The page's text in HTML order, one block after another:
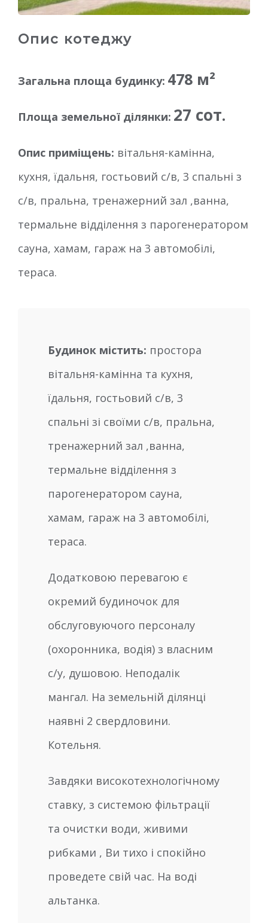
Опис котеджу
Загальна площа будинку: 478 м²
Площа земельної ділянки: 27 сот.
Опис приміщень: вітальня-камінна,
кухня, їдальня, гостьовий с/в, 3 спальні з
с/в, пральна, тренажерний зал ,ванна,
термальне відділення з парогенератором
сауна, хамам, гараж на 3 автомобілі,
тераса.
Будинок містить: простора
вітальня-камінна та кухня,
їдальня, гостьовий с/в, 3
спальні зі своїми с/в, пральна,
тренажерний зал ,ванна,
термальне відділення з
парогенератором сауна,
хамам, гараж на 3 автомобілі,
тераса.
Додатковою перевагою є
окремий будиночок для
обслуговуючого персоналу
(охоронника, водія) з власним
с/у, душовою. Неподалік
мангал. На земельній ділянці
наявні 2 свердловини.
Котельня.
Завдяки високотехнологічному
ставку, з системою фільтрації
та очистки води, живими
рибками , Ви тихо і спокійно
проведете свій час. На воді
альтанка.